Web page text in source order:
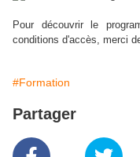
Pour découvrir le
conditions d'accès, merci
#Formation
Partager